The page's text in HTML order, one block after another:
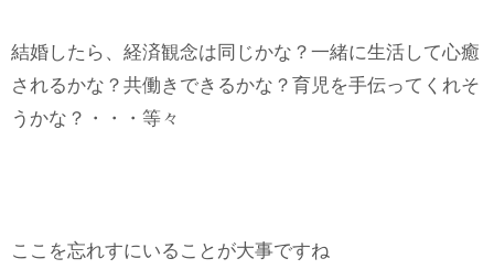
結婚したら、経済観念は同じかな？一緒に生活して心癒
されるかな？共働きできるかな？育児を手伝ってくれそ
うかな？・・・等々
ここを忘れすにいることが大事ですね